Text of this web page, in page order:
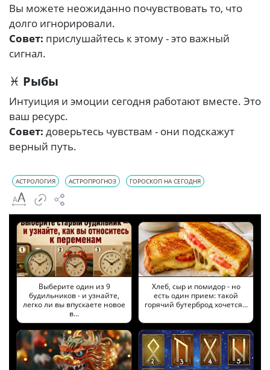
Вы можете неожиданно почувствовать то, что
долго игнорировали.
Совет: прислушайтесь к этому - это важный
сигнал.
♓ Рыбы
Интуиция и эмоции сегодня работают вместе. Это
ваш ресурс.
Совет: доверьтесь чувствам - они подскажут
верный путь.
АСТРОЛОГИЯ АСТРОПРОГНОЗ ГОРОСКОП НА СЕГОДНЯ
Выберите один из 9
будильников - и узнайте,
легко ли вы впускаете новое
в…
Хлеб, сыр и помидор - но
есть один прием: такой
горячий бутерброд хочется…